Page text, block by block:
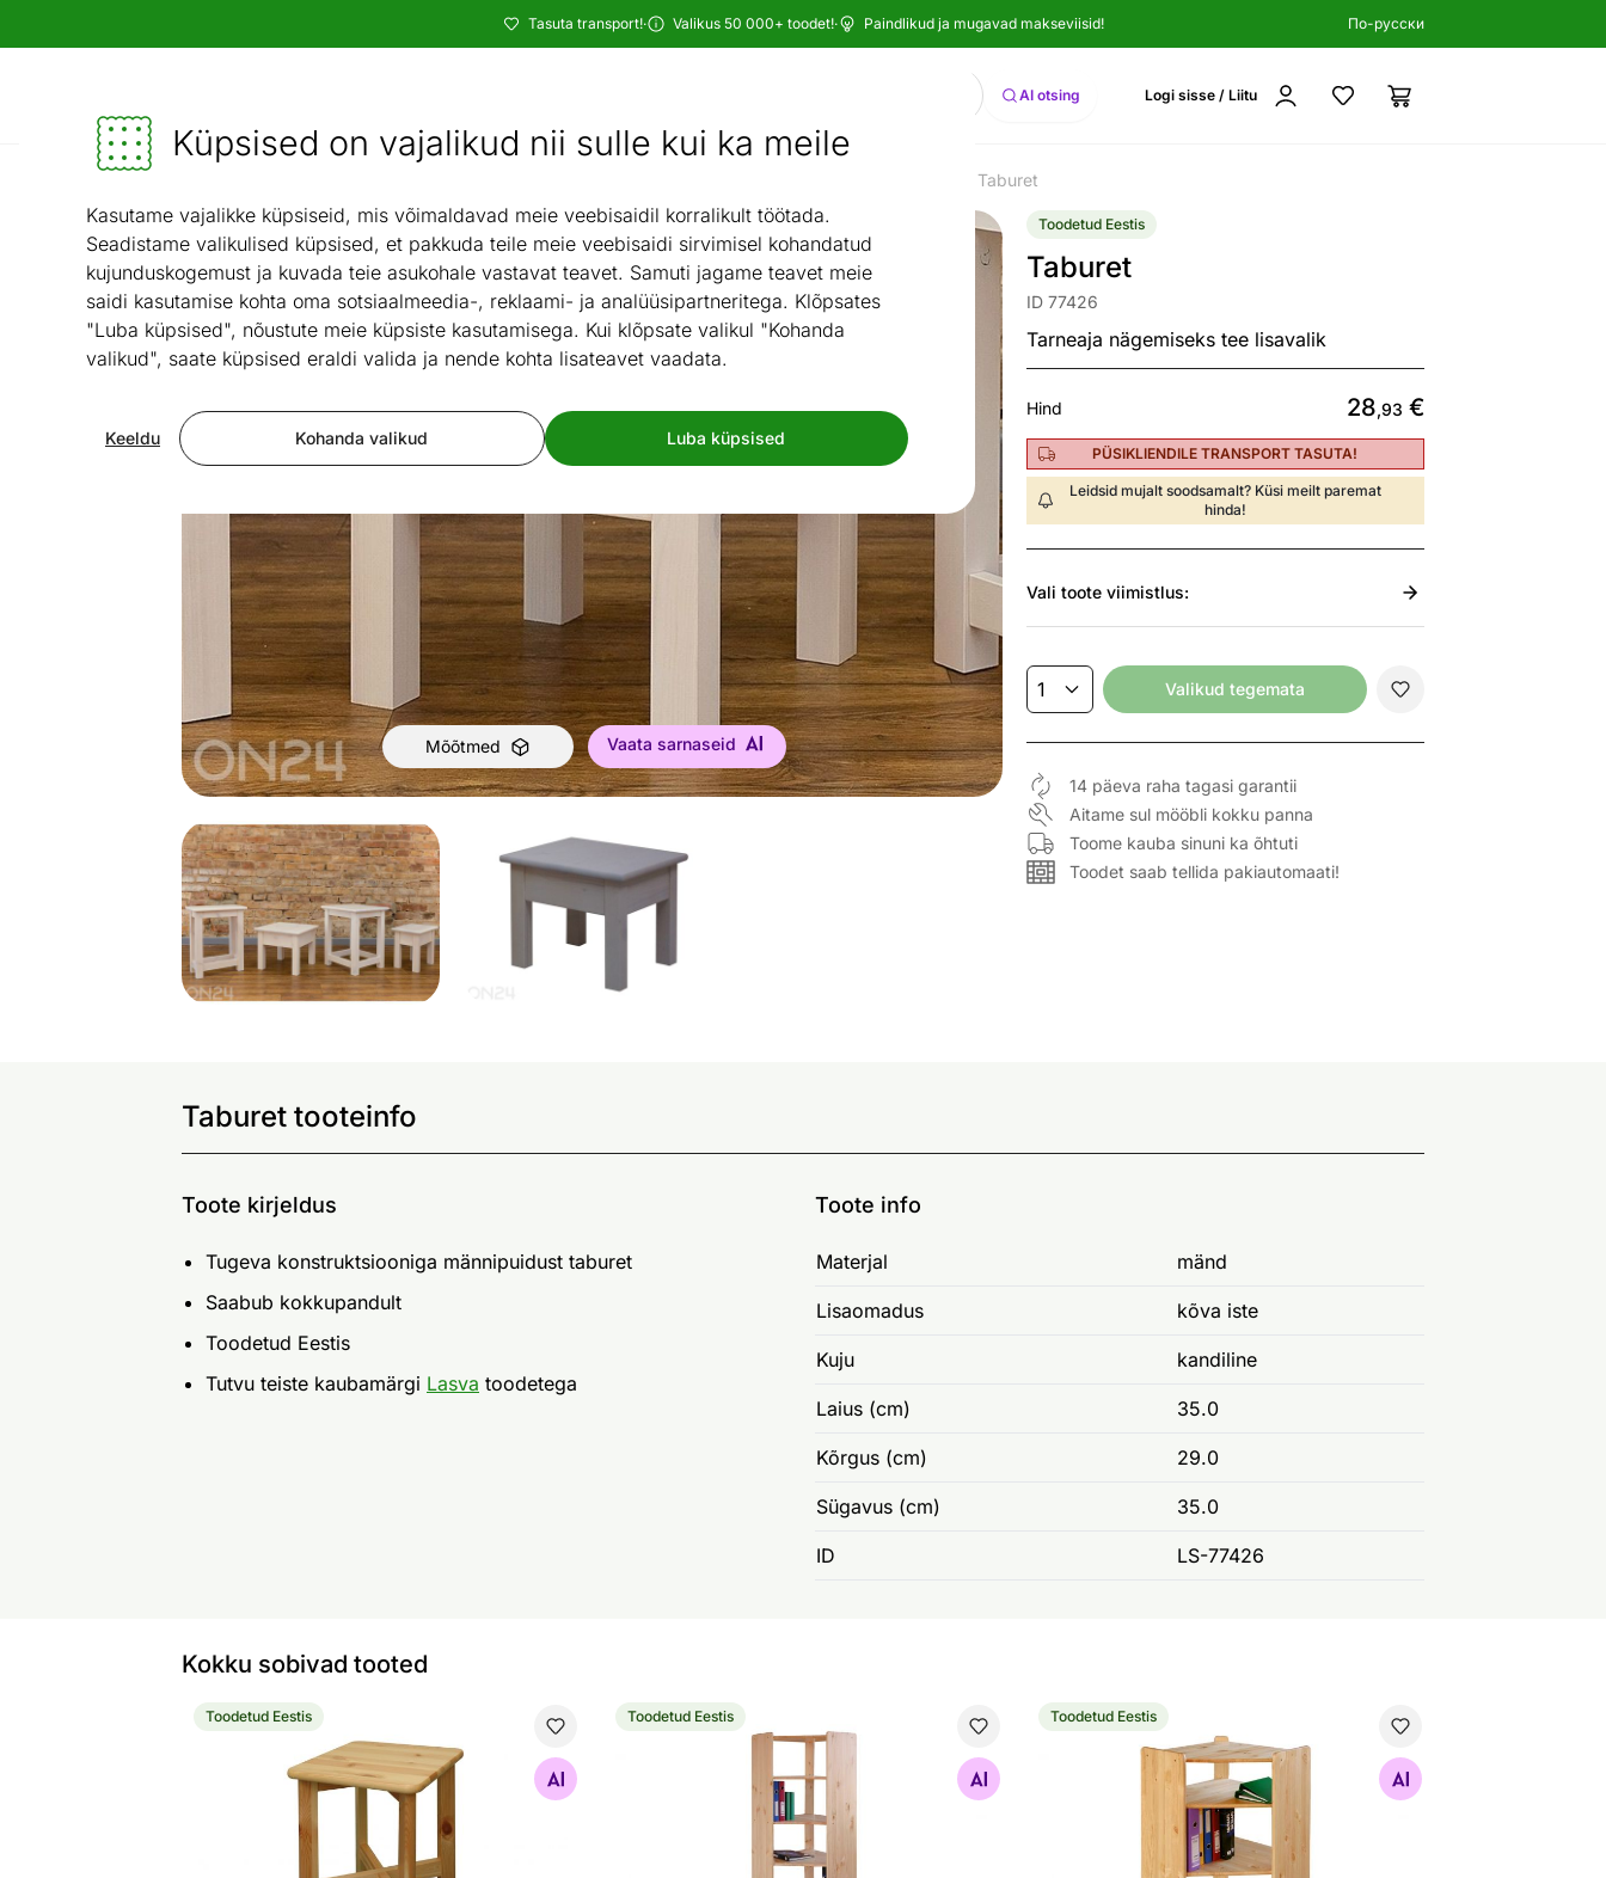
Küpsised on vajalikud nii sulle kui ka meile
Kasutame vajalikke küpsiseid, mis võimaldavad meie veebisaidil korralikult töötada.
Seadistame valikulised küpsised, et pakkuda teile meie veebisaidi sirvimisel kohandatud
kujunduskogemust ja kuvada teie asukohale vastavat teavet. Samuti jagame teavet meie
saidi kasutamise kohta oma sotsiaalmeedia-, reklaami- ja analüüsipartneritega. Klõpsates
"Luba küpsised", nõustute meie küpsiste kasutamisega. Kui klõpsate valikul "Kohanda
valikud", saate küpsised eraldi valida ja nende kohta lisateavet vaadata.
Kohanda valikud Luba küpsised
Keeldu
Tasuta transport!· Valikus 50 000+ toodet!· Paindlikud ja mugavad makseviisid! По-русски
Mööbel ja sisustus - ON24
Otsi AI otsing Logi sisse / Liitu
Taburet
Mõõtmed Vaata sarnaseid
Toodetud Eestis
Taburet
ID 77426
Tarneaja nägemiseks tee lisavalik
Hind 28,93 €
PÜSIKLIENDILE TRANSPORT TASUTA!
Leidsid mujalt soodsamalt? Küsi meilt paremat
hinda!
Vali toote viimistlus:
Valikud tegemata
14 päeva raha tagasi garantii
Aitame sul mööbli kokku panna
Toome kauba sinuni ka õhtuti
Toodet saab tellida pakiautomaati!
Taburet tooteinfo
Toote kirjeldus
Tugeva konstruktsiooniga männipuidust taburet
Saabub kokkupandult
Toodetud Eestis
Tutvu teiste kaubamärgi Lasva toodetega
Toote info
Materjal mänd
Lisaomadus kõva iste
Kuju kandiline
Laius (cm) 35.0
Kõrgus (cm) 29.0
Sügavus (cm) 35.0
ID LS-77426
Kokku sobivad tooted
Otsi sarnaseid
Toodetud Eestis
Täispuidust nurgariiul
Toodetud Eestis
Täispuidust nurgariiul
Toodetud Eestis